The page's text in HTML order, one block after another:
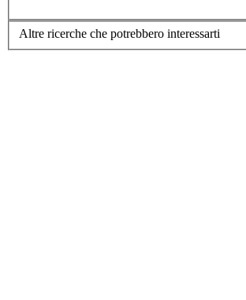
Altre ricerche che potrebbero interessarti